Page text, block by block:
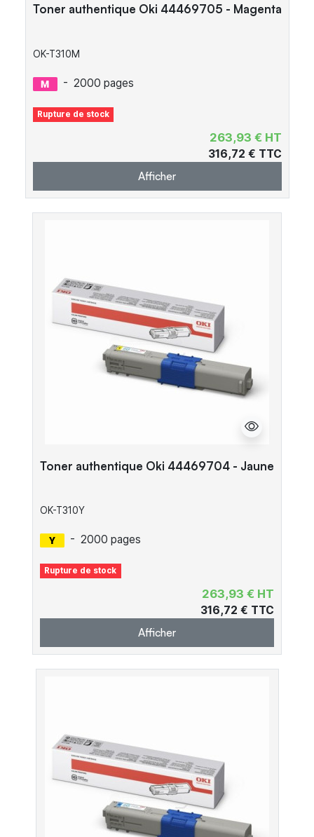
Toner authentique Oki 44469705 - Magenta
OK-T310M
- 2000 pages
Rupture de stock
263,93 € HT
316,72 € TTC
Afficher
Toner authentique Oki 44469704 - Jaune
OK-T310Y
- 2000 pages
Rupture de stock
263,93 € HT
316,72 € TTC
Afficher